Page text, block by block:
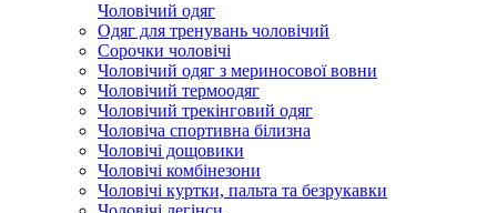
Чоловічий одяг
Одяг для тренувань чоловічий
Сорочки чоловічі
Чоловічий одяг з мериносової вовни
Чоловічий термоодяг
Чоловічий трекінговий одяг
Чоловіча спортивна білизна
Чоловічі дощовики
Чоловічі комбінезони
Чоловічі куртки, пальта та безрукавки